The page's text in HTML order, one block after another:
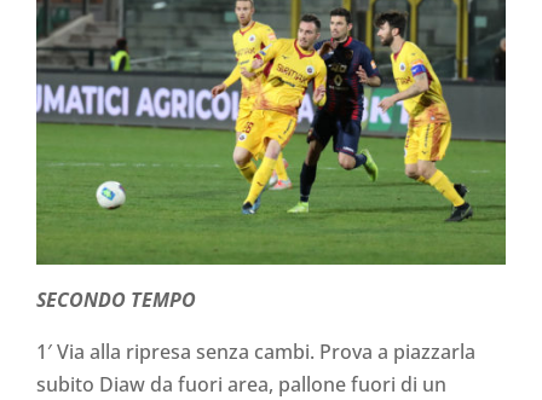
SECONDO TEMPO
1′ Via alla ripresa senza cambi. Prova a piazzarla
subito Diaw da fuori area, pallone fuori di un